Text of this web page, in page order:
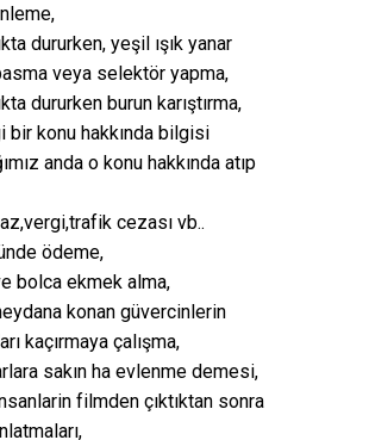
dururken, yeşil ışık yanar
veya selektör yapma,
dururken burun karıştırma,
bir konu hakkında bilgisi
anda o konu hakkında atıp
cezası vb..
ödeme,
bolca ekmek alma,
konan güvercinlerin
kaçırmaya çalışma,
sakın ha evlenme demesi,
filmden çıktıktan sonra